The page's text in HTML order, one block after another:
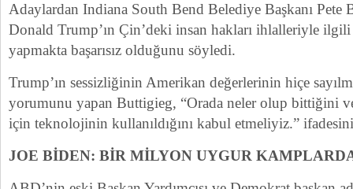
Adaylardan Indiana South Bend Belediye Başkanı Pete
Donald Trump’ın Çin’deki insan hakları ihlalleriyle ilgili
yapmakta başarısız olduğunu söyledi.
Trump’ın sessizliğinin Amerikan değerlerinin hiçe
yorumunu yapan Buttigieg, “Orada neler olup bittiğini
için teknolojinin kullanıldığını kabul etmeliyiz.”
JOE BİDEN: BİR MİLYON UYGUR